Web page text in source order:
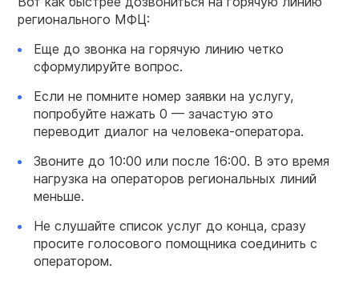
регионального МФЦ:
Еще до звонка на горячую линию четко
сформулируйте вопрос.
Если не помните номер заявки на услугу,
попробуйте нажать 0 — зачастую это
переводит диалог на человека-оператора.
Звоните до 10:00 или после 16:00. В это время
нагрузка на операторов региональных линий
меньше.
Не слушайте список услуг до конца, сразу
просите голосового помощника соединить с
оператором.